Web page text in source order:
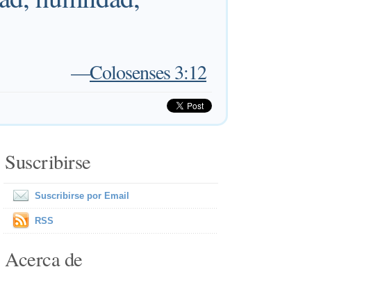
—Colosenses 3:12
Suscribirse
Suscribirse por Email
RSS
Acerca de